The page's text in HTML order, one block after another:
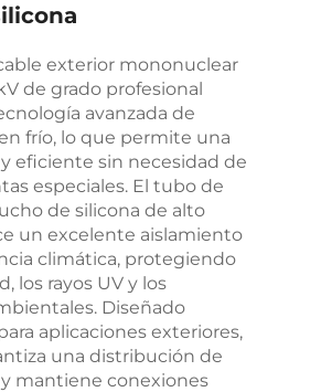
exterior mononuclear
de grado profesional
avanzada de
frío, lo que permite una
eficiente sin necesidad de
especiales. El tubo de
de silicona de alto
un excelente aislamiento
climática, protegiendo
los rayos UV y los
Diseñado
aplicaciones exteriores,
una distribución de
mantiene conexiones